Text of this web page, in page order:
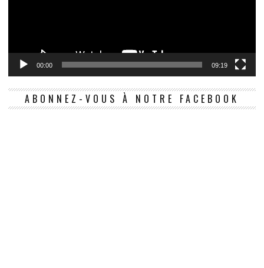
00:00 09:19
ABONNEZ-VOUS À NOTRE FACEBOOK